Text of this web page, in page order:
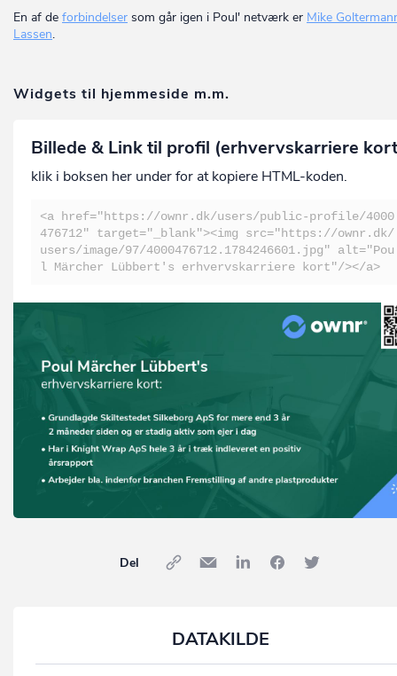
En af de forbindelser som går igen i Poul' netværk er Mike
Lassen.
Widgets til hjemmeside m.m.
Billede & Link til profil (erhvervskarriere
klik i boksen her under for at kopiere HTML-koden.
<a href="https://ownr.dk/users/public-profile/4000
476712" target="_blank"><img src="https://ownr.dk/
users/image/97/4000476712.1784246601.jpg" alt="Pou
l Märcher Lübbert's erhvervskarriere kort"/></a>
Del
DATAKILDE